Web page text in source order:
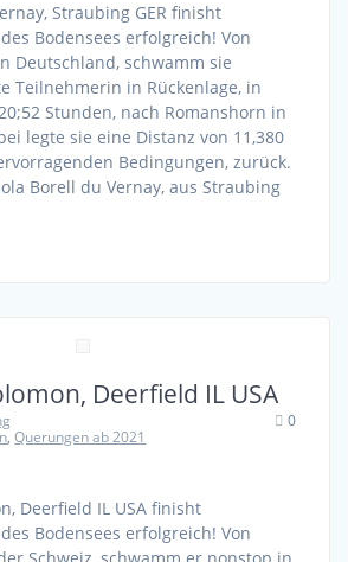
Straubing GER finisht
Bodensees erfolgreich! Von
Deutschland, schwamm sie
Teilnehmerin in Rückenlage, in
Stunden, nach Romanshorn in
legte sie eine Distanz von 11,380
Bedingungen, zurück.
Borell du Vernay, aus Straubing
Deerfield IL USA
,Querungen ab 2021
0
Deerfield IL USA finisht
Bodensees erfolgreich! Von